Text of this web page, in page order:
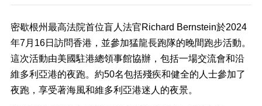
密歇根州最高法院首位盲人法官Richard Bernstein於2024
年7月 16日訪問香港，並參加猛龍長跑隊的晚間跑步活動。
這次活動由美國駐港總領事館協辦，包括一場交流會和沿
維多利亞港的夜跑。約50名包括殘疾和健全的人士參加了
夜跑，享受著海風和維多利亞港迷人的夜景。